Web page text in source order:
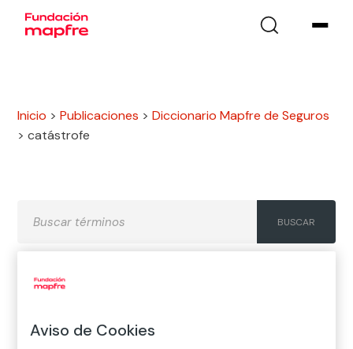
Inicio >Publicaciones >Diccionario Mapfre de Seguros
>catástrofe
H
J K
Aviso de Cookies